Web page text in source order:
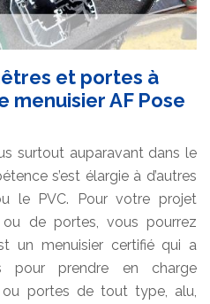
et portes à
menuisier AF Pose
surtout auparavant dans le
s’est élargie à d’autres
le PVC. Pour votre projet
ou de portes, vous pourrez
un menuisier certifié qui a
pour prendre en charge
ou portes de tout type, alu,